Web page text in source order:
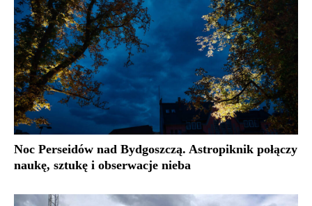
Noc Perseidów nad Bydgoszczą. Astropiknik połączy
naukę, sztukę i obserwacje nieba